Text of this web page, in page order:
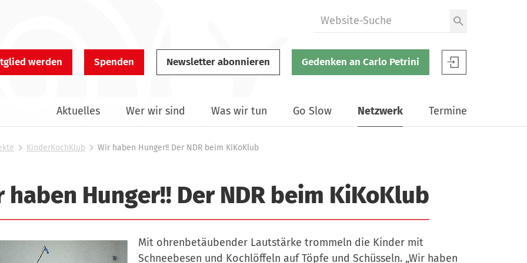
W
e
b
s
e
d
h
s
u
c
h
werden Spenden Newsletter abonnieren Gedenken an Carlo Petrini
S
w
t
Aktuelles Wer wir sind Was wir tun Go Slow Netzwerk Termine
KinderKochKlub Wir haben Hunger!! Der NDR beim KiKoKlub
haben Hunger!! Der NDR beim KiKoKlub
Mit ohrenbetäubender Lautstärke trommeln die Kinder mit
Schneebesen und Kochlöffeln auf Töpfe und Schüsseln. „Wir haben